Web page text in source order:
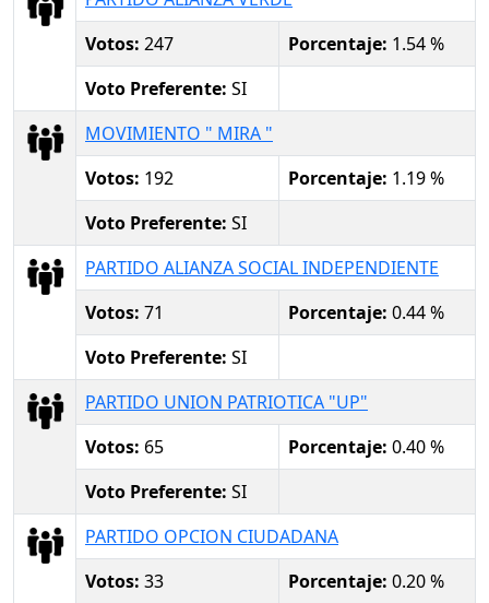
Votos: 247 Porcentaje: 1.54 %
Voto Preferente: SI
MOVIMIENTO " MIRA "
Votos: 192 Porcentaje: 1.19 %
Voto Preferente: SI
PARTIDO ALIANZA SOCIAL INDEPENDIENTE
Votos: 71 Porcentaje: 0.44 %
Voto Preferente: SI
PARTIDO UNION PATRIOTICA "UP"
Votos: 65 Porcentaje: 0.40 %
Voto Preferente: SI
PARTIDO OPCION CIUDADANA
Votos: 33 Porcentaje: 0.20 %